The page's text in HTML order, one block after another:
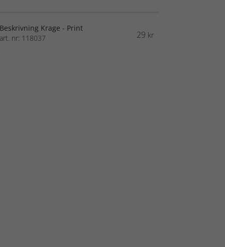
Beskrivning Krage - Print
art. nr: 118037
29 kr